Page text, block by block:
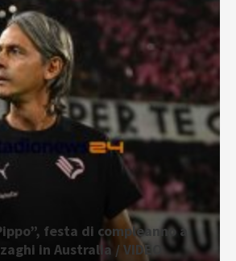
festa di compleanno a
in Australia / VIDEO